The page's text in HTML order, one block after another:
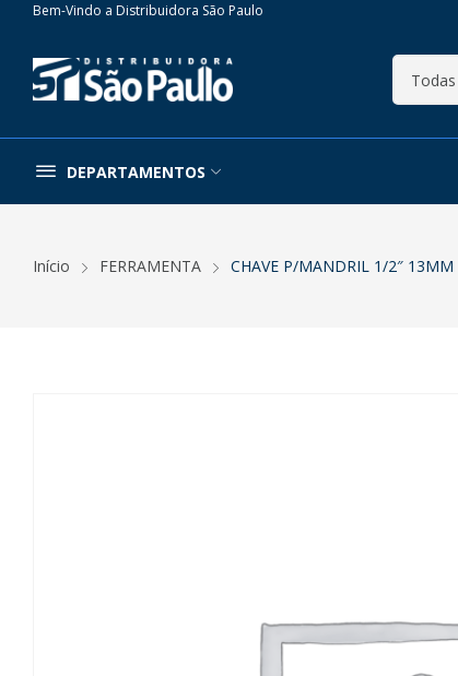
Bem-Vindo a Distribuidora São Paulo
DEPARTAMENTOS
Início FERRAMENTA CHAVE P/MANDRIL 1/2″ 13MM